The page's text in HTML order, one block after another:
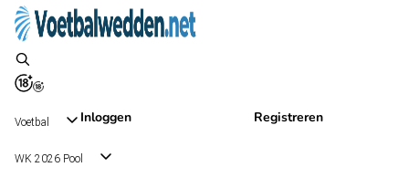
Inloggen Registreren
Voetbal
WK 2026 Pool